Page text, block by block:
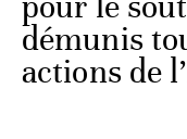
démunis
actions de